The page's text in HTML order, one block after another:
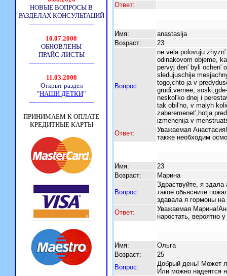
Ответ:
Имя:
anastasija
Возраст:
23
Вопрос:
ne vela polovuju
odinakovom objeme,
pervyj den' byli ochen'
sledujuschije
togo,chto ja v
grudi,vernee,
neskol'ko dnej i
tak obil'no, v malyh
zaberemenet',hotja
izmenenija v
Ответ:
Уважаемая
также необходим
Имя:
23
Возраст:
Марина
Вопрос:
Здраствуйте, я здала
такое обьясните
здавала я гормоны
Ответ:
Уважаемая
наростать, вероятно
Имя:
Ольга
Возраст:
25
Вопрос:
Добрый день! Может
Или можно надеятся